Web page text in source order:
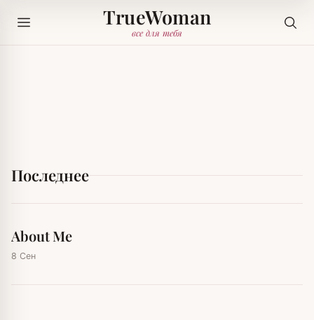
TrueWoman
все для тебя
Последнее
About Me
8 Сен